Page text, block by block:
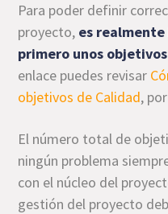
Para poder definir
proyecto, es
primero unos
enlace puedes revisar
objetivos de Calidad,
El número total de
ningún problema
con el núcleo del
gestión del proyecto